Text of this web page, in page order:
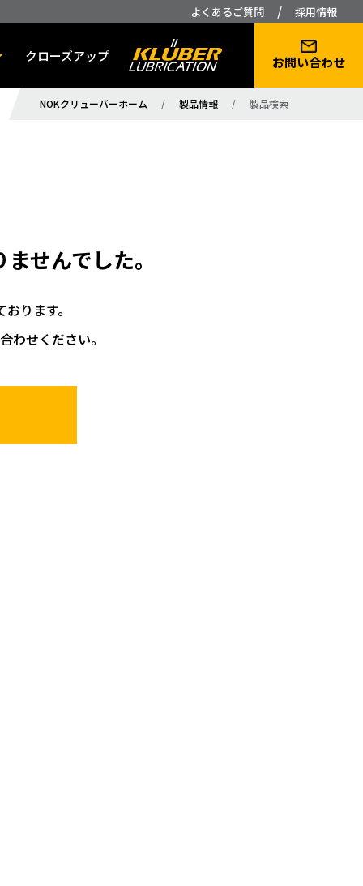
よくあるご質問 / 採用情報
クローズアップ お問い合わせ
NOKクリューバーホーム / 製品情報 / 製品検索
せんでした。
ります。
わせください。